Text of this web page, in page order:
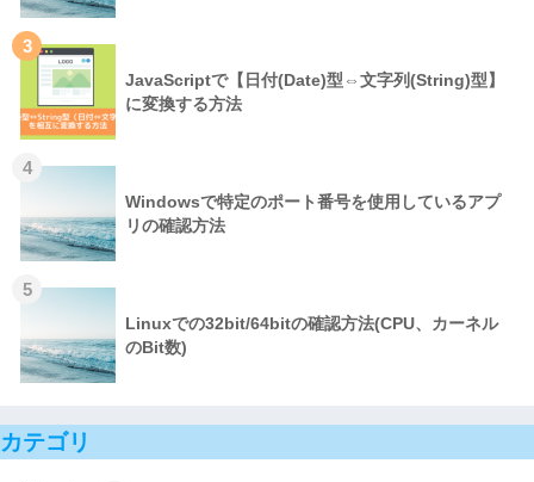
3
JavaScriptで【日付(Date)型⇔文字列(String)型】
に変換する方法
4
Windowsで特定のポート番号を使用しているアプ
リの確認方法
5
Linuxでの32bit/64bitの確認方法(CPU、カーネル
のBit数)
カテゴリ